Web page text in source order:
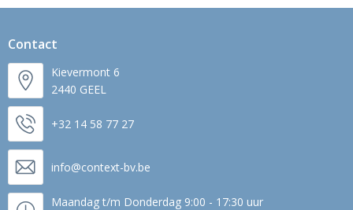
Contact
Kievermont 6
2440 GEEL
+32 14 58 77 27
info@context-bv.be
Maandag t/m Donderdag 9:00 - 17:30 uur